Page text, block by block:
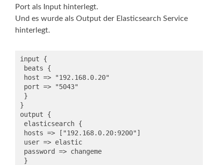
Port als Input hinterlegt.
Und es wurde als Output der Elasticsearch Service
hinterlegt.
input {
}
output {